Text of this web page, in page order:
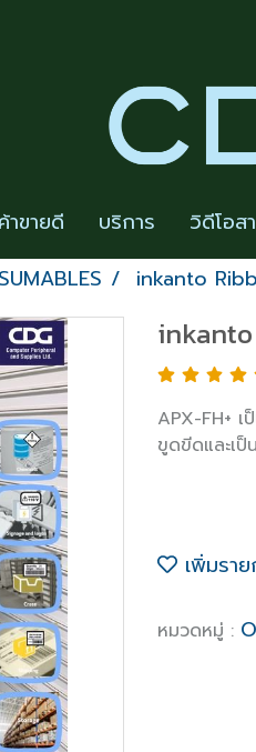
าขายดี บริการ วิดีโอส
inkanto
APX-FH+
ขูดขีดและเ
เพิ่มรา
หมวดหมู่ :